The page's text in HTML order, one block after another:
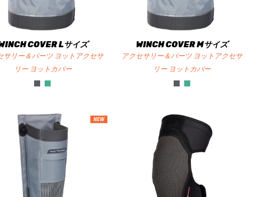
COVER Lサイズ
サリー＆パーツ ヨットアクセサ
リー ヨットカバー
WINCH COVER Mサイズ
アクセサリー＆パーツ ヨットアクセサ
リー ヨットカバー
NEW